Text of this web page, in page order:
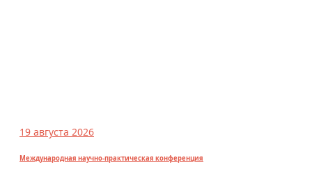
19 августа 2026
Международная научно-практическая конференция